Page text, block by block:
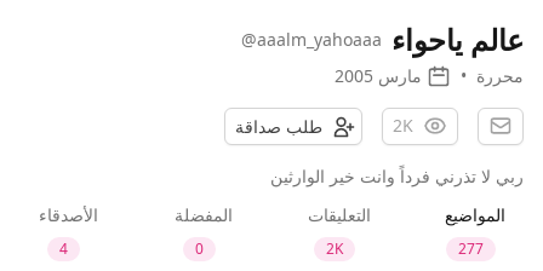
عالم ياحواء @aaalm_yahoaaa
محررة • مارس 2005
2K طلب صداقة
ربي لا تذرني فرداً وانت خير الوارثين
المواضيع
277
التعليقات
2K
المفضلة
0
الأصدقاء
4